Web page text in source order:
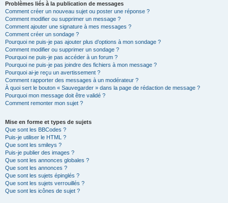
Problèmes liés à la publication de messages
Comment créer un nouveau sujet ou poster une réponse ?
Comment modifier ou supprimer un message ?
Comment ajouter une signature à mes messages ?
Comment créer un sondage ?
Pourquoi ne puis-je pas ajouter plus d’options à mon sondage ?
Comment modifier ou supprimer un sondage ?
Pourquoi ne puis-je pas accéder à un forum ?
Pourquoi ne puis-je pas joindre des fichiers à mon message ?
Pourquoi ai-je reçu un avertissement ?
Comment rapporter des messages à un modérateur ?
À quoi sert le bouton « Sauvegarder » dans la page de rédaction de message ?
Pourquoi mon message doit être validé ?
Comment remonter mon sujet ?
Mise en forme et types de sujets
Que sont les BBCodes ?
Puis-je utiliser le HTML ?
Que sont les smileys ?
Puis-je publier des images ?
Que sont les annonces globales ?
Que sont les annonces ?
Que sont les sujets épinglés ?
Que sont les sujets verrouillés ?
Que sont les icônes de sujet ?